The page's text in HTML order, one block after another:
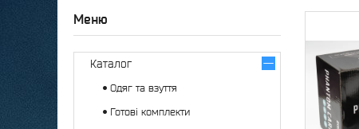
Каталог
Одяг та взуття
Готові комплекти